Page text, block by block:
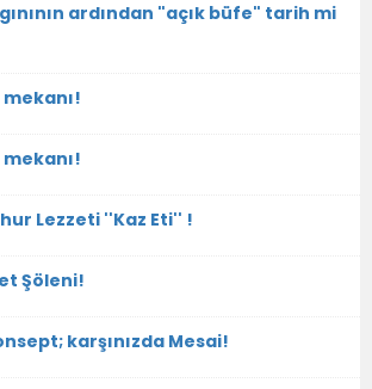
ardından "açık büfe" tarih mi
mekanı!
mekanı!
Lezzeti ''Kaz Eti'' !
Şöleni!
karşınızda Mesai!